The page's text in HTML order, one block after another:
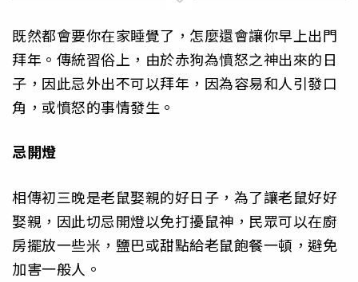
既然都會要你在家睡覺了，怎麼還會讓你早上出門
拜年。傳統習俗上，由於赤狗為憤怒之神出來的日
子，因此忌外出不可以拜年，因為容易和人引發口
角，或憤怒的事情發生。
忌開燈
相傳初三晚是老鼠娶親的好日子，為了讓老鼠好好
娶親，因此切忌開燈以免打擾鼠神，民眾可以在廚
房擺放一些米，鹽巴或甜點給老鼠飽餐一頓，避免
加害一般人。